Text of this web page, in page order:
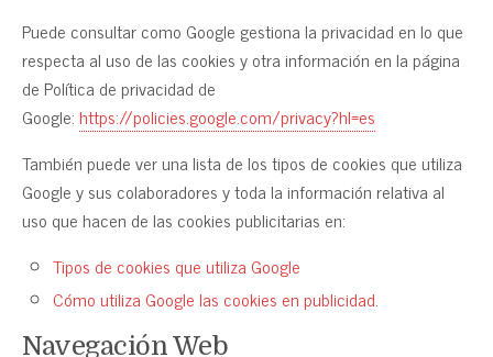
Puede consultar como Google gestiona la privacidad en lo que
respecta al uso de las cookies y otra información en la página
de Política de privacidad de
Google: https://policies.google.com/privacy?hl=es
También puede ver una lista de los tipos de cookies que utiliza
Google y sus colaboradores y toda la información relativa al
uso que hacen de las cookies publicitarias en:
Tipos de cookies que utiliza Google
Cómo utiliza Google las cookies en publicidad.
Navegación Web